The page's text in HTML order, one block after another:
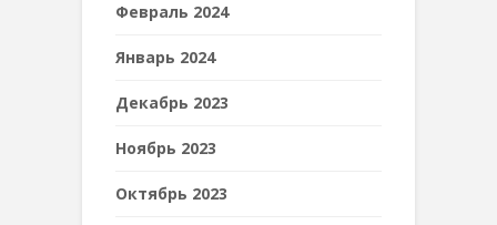
Февраль 2024
Январь 2024
Декабрь 2023
Ноябрь 2023
Октябрь 2023